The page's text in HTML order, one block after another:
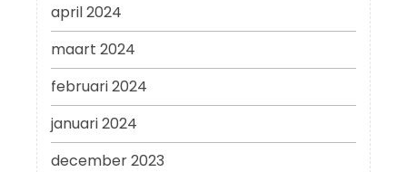
april 2024
maart 2024
februari 2024
januari 2024
december 2023